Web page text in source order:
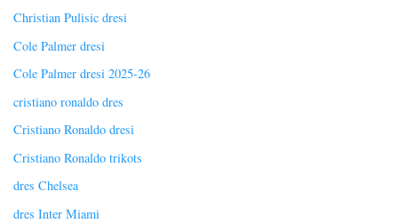
Christian Pulisic dresi
Cole Palmer dresi
Cole Palmer dresi 2025-26
cristiano ronaldo dres
Cristiano Ronaldo dresi
Cristiano Ronaldo trikots
dres Chelsea
dres Inter Miami